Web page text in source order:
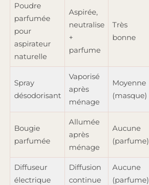
Poudre
parfumée
pour
aspirateur
naturelle
Aspirée,
neutralise
+
parfume
Très
bonne
Spray
désodorisant
Vaporisé
après
ménage
Moyenne
(masque)
Bougie
parfumée
Allumée
après
ménage
Aucune
(parfume)
Diffuseur
électrique
Diffusion
continue
Aucune
(parfume)